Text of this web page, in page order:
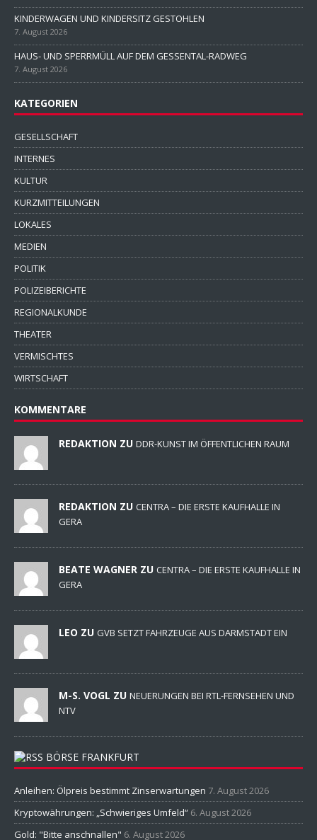
KINDERWAGEN UND KINDERSITZ GESTOHLEN
7. August 2026
HAUS- UND SPERRMÜLL AUF DEM GESSENTAL-RADWEG
7. August 2026
KATEGORIEN
GESELLSCHAFT
INTERNES
KULTUR
KURZMITTEILUNGEN
LOKALES
MEDIEN
POLITIK
POLIZEIBERICHTE
REGIONALKUNDE
THEATER
VERMISCHTES
WIRTSCHAFT
KOMMENTARE
REDAKTION ZU DDR-KUNST IM ÖFFENTLICHEN RAUM
REDAKTION ZU CENTRA – DIE ERSTE KAUFHALLE IN
GERA
BEATE WAGNER ZU CENTRA – DIE ERSTE KAUFHALLE IN
GERA
LEO ZU GVB SETZT FAHRZEUGE AUS DARMSTADT EIN
M-S. VOGL ZU NEUERUNGEN BEI RTL-FERNSEHEN UND
NTV
BÖRSE FRANKFURT
Anleihen: Ölpreis bestimmt Zinserwartungen 7. August 2026
Kryptowährungen: „Schwieriges Umfeld“ 6. August 2026
Gold: "Bitte anschnallen" 6. August 2026